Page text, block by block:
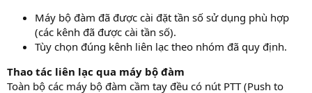
Máy bộ đàm đã được cài đặt tần số sử dụng phù hợp
(các kênh đã được cài tần số).
Tùy chọn đúng kênh liên lạc theo nhóm đã quy định.
Thao tác liên lạc qua máy bộ đàm
Toàn bộ các máy bộ đàm cầm tay đều có nút PTT (Push to